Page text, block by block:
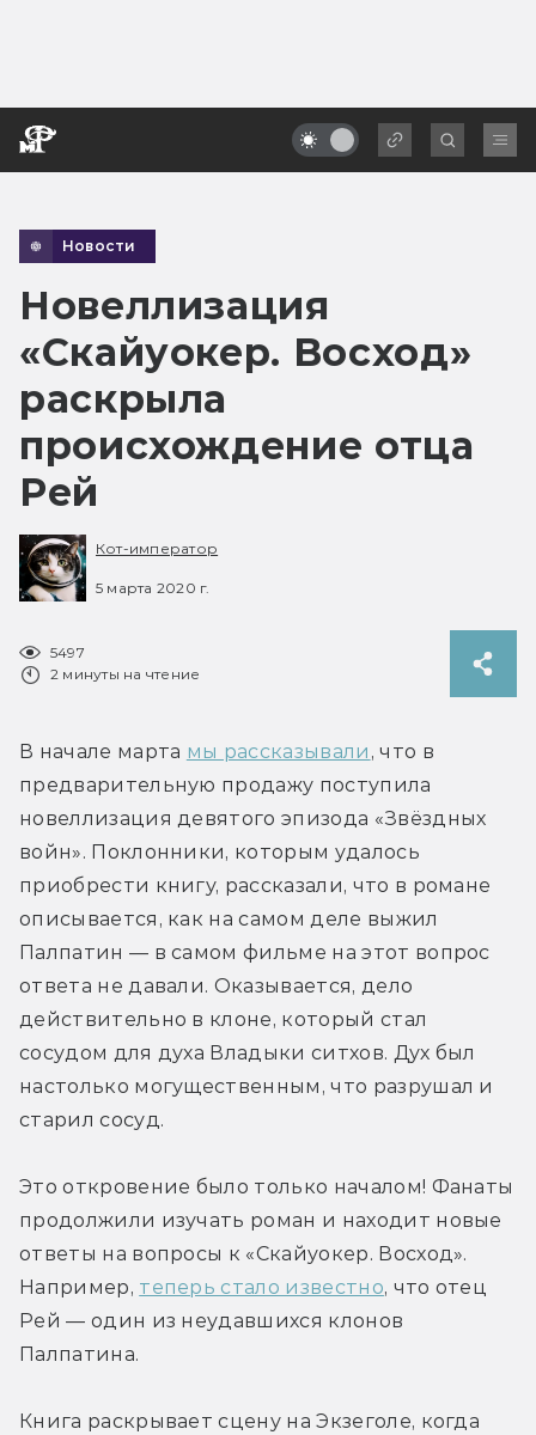
Новости
Новеллизация
«Скайуокер. Восход»
раскрыла
происхождение отца
Рей
Кот-император
5 марта 2020 г.
5497
2 минуты на чтение
В начале марта мы рассказывали , что в
предварительную продажу поступила
новеллизация девятого эпизода «Звёздных
войн». Поклонники, которым удалось
приобрести книгу, рассказали, что в романе
описывается, как на самом деле выжил
Палпатин — в самом фильме на этот вопрос
ответа не давали. Оказывается, дело
действительно в клоне, который стал
сосудом для духа Владыки ситхов. Дух был
настолько могущественным, что разрушал и
старил сосуд.
Это откровение было только началом! Фанаты
продолжили изучать роман и находит новые
ответы на вопросы к «Скайуокер. Восход».
Например, теперь стало известно, что отец
Рей — один из неудавшихся клонов
Палпатина.
Книга раскрывает сцену на Экзеголе, когда